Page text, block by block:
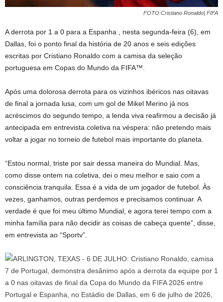
FOTO:Cristiano Ronaldo| FIFA
A derrota por 1 a 0 para a Espanha , nesta segunda-feira (6), em
Dallas, foi o ponto final da história de 20 anos e seis edições
escritas por Cristiano Ronaldo com a camisa da seleção
portuguesa em Copas do Mundo da FIFA™.
Após uma dolorosa derrota para os vizinhos ibéricos nas oitavas
de final a jornada lusa, com um gol de Mikel Merino já nos
acréscimos do segundo tempo, a lenda viva reafirmou a decisão já
antecipada em entrevista coletiva na véspera: não pretendo mais
voltar a jogar no torneio de futebol mais importante do planeta.
“Estou normal, triste por sair dessa maneira do Mundial. Mas,
como disse ontem na coletiva, dei o meu melhor e saio com a
consciência tranquila. Essa é a vida de um jogador de futebol. Às
vezes, ganhamos, outras perdemos e precisamos continuar. A
verdade é que foi meu último Mundial, e agora terei tempo com a
minha família para não decidir as coisas de cabeça quente”, disse,
em entrevista ao “Sportv”.